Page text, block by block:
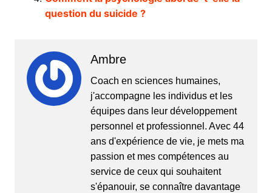
question du suicide ?
Ambre
Coach en sciences humaines,
j'accompagne les individus et les
équipes dans leur développement
personnel et professionnel. Avec 44
ans d'expérience de vie, je mets ma
passion et mes compétences au
service de ceux qui souhaitent
s'épanouir, se connaître davantage